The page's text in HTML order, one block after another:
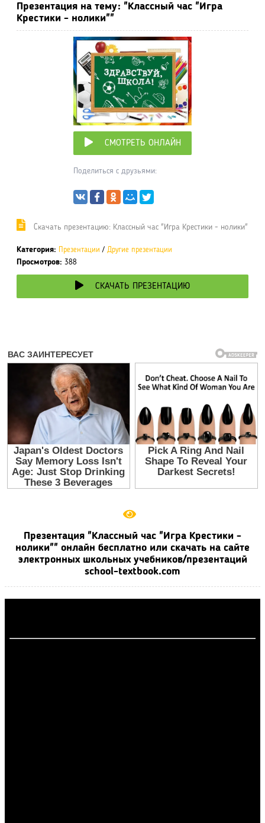
Презентация на тему: "Классный час "Игра
Крестики - нолики""
СМОТРЕТЬ ОНЛАЙН
Поделиться с друзьями:
Cкачать презентацию: Классный час "Игра Крестики - нолики"
Категория: Презентации / Другие презентации
Просмотров: 388
СКАЧАТЬ ПРЕЗЕНТАЦИЮ
Презентация "Классный час "Игра Крестики -
нолики"" онлайн бесплатно или скачать на сайте
электронных школьных учебников/презентаций
school-textbook.com